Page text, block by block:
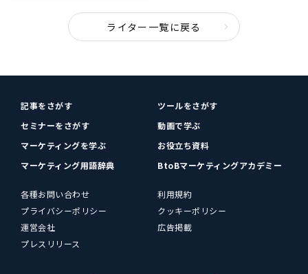
ライター一覧に戻る
記事をさがす
ツールをさがす
セミナーをさがす
動画で学ぶ
マーケティングを学ぶ
お役立ち資料
マーケティング用語辞典
BtoBマーケティングアカデミー
各種お問い合わせ
利用規約
プライバシーポリシー
クッキーポリシー
運営会社
広告掲載
プレスリリース